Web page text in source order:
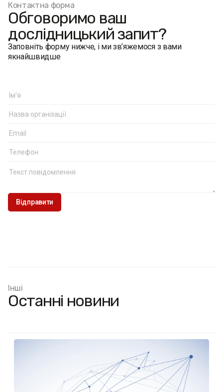
Контактна форма
Обговоримо ваш
дослідницький запит?
Заповніть форму нижче, і ми зв’яжемося з вами
якнайшвидше
Інші
Останні новини